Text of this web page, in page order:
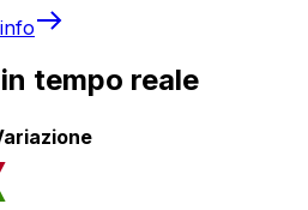
info
tempo reale